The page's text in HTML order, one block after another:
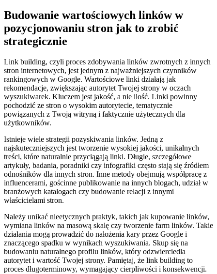
Budowanie wartościowych linków w
pozycjonowaniu stron jak to zrobić
strategicznie
Link building, czyli proces zdobywania linków zwrotnych z innych
stron internetowych, jest jednym z najważniejszych czynników
rankingowych w Google. Wartościowe linki działają jak
rekomendacje, zwiększając autorytet Twojej strony w oczach
wyszukiwarek. Kluczem jest jakość, a nie ilość. Linki powinny
pochodzić ze stron o wysokim autorytecie, tematycznie
powiązanych z Twoją witryną i faktycznie użytecznych dla
użytkowników.
Istnieje wiele strategii pozyskiwania linków. Jedną z
najskuteczniejszych jest tworzenie wysokiej jakości, unikalnych
treści, które naturalnie przyciągają linki. Długie, szczegółowe
artykuły, badania, poradniki czy infografiki często stają się źródłem
odnośników dla innych stron. Inne metody obejmują współpracę z
influencerami, gościnne publikowanie na innych blogach, udział w
branżowych katalogach czy budowanie relacji z innymi
właścicielami stron.
Należy unikać nieetycznych praktyk, takich jak kupowanie linków,
wymiana linków na masową skalę czy tworzenie farm linków. Takie
działania mogą prowadzić do nałożenia kary przez Google i
znaczącego spadku w wynikach wyszukiwania. Skup się na
budowaniu naturalnego profilu linków, który odzwierciedla
autorytet i wartość Twojej strony. Pamiętaj, że link building to
proces długoterminowy, wymagający cierpliwości i konsekwencji.